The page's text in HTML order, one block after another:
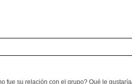
fue su relación con el grupo? Qué le